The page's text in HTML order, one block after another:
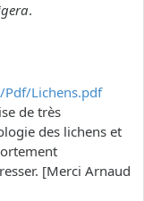
.
Lichens.pdf
de très
des lichens et
[Merci Arnaud